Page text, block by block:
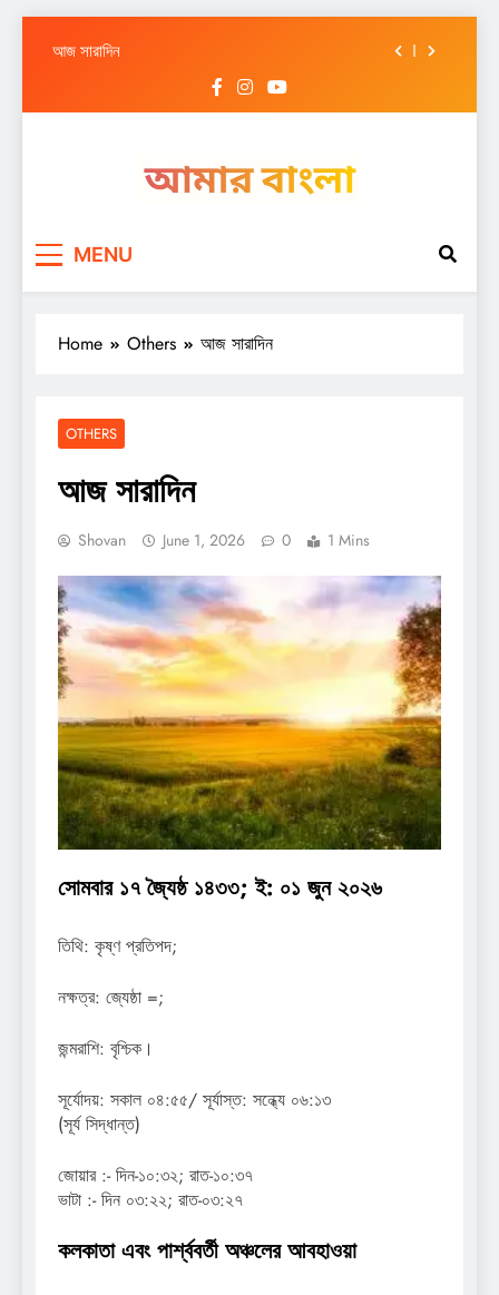
আজ সারাদিন
আজ সারাদিন
MENU
Home Others আজ সারাদিন
OTHERS
আজ সারাদিন
Shovan June 1, 2026 0 1 Mins
সোমবার ১৭ জ্যৈষ্ঠ ১৪৩৩; ই: ০১ জুন ২০২৬
তিথি: কৃষ্ণ প্রতিপদ;
নক্ষত্র: জ্যেষ্ঠা =;
জন্মরাশি: বৃশ্চিক।
সূর্যোদয়: সকাল ০৪:৫৫/ সূর্যাস্ত: সন্ধ্যে ০৬:১৩
(সূর্য সিদ্ধান্ত)
জোয়ার :- দিন-১০:৩২; রাত-১০:৩৭
ভাটা :- দিন ০৩:২২; রাত-০৩:২৭
কলকাতা এবং পার্শ্ববর্তী অঞ্চলের আবহাওয়া